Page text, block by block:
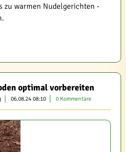
zu warmen Nudelgerichten -
optimal vorbereiten
06.08.24 08:10 0 Kommentare